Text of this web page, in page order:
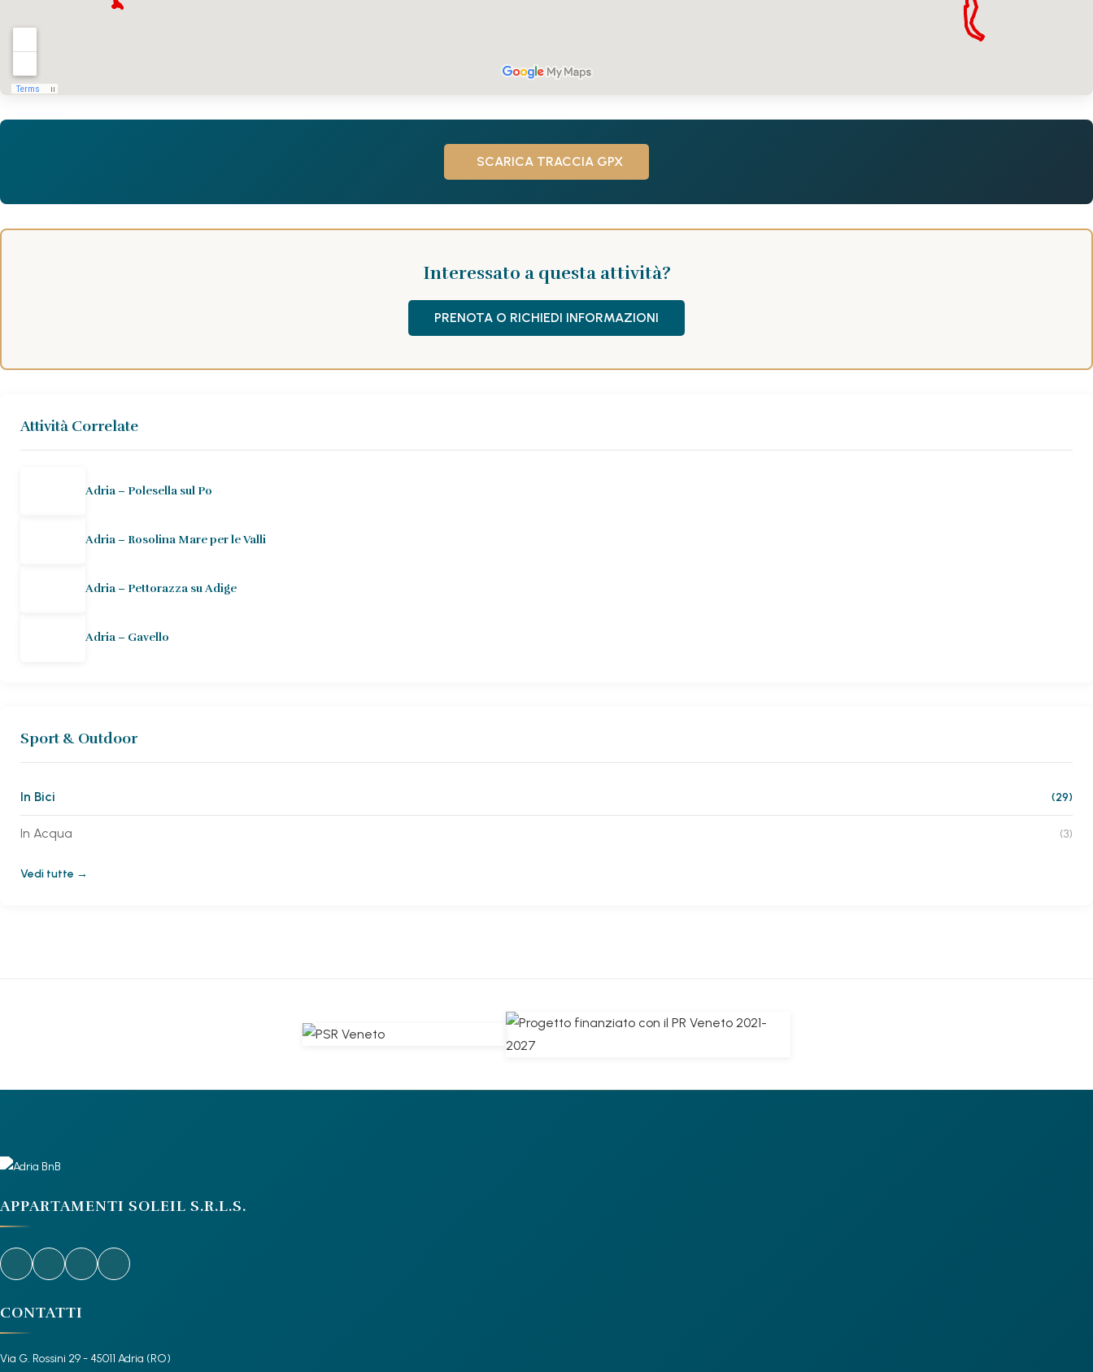
SCARICA TRACCIA GPX
Interessato a questa attività?
PRENOTA O RICHIEDI INFORMAZIONI
Attività Correlate
Adria – Polesella sul Po
Adria – Rosolina Mare per le Valli
Adria – Pettorazza su Adige
Adria – Gavello
Sport & Outdoor
In Bici (29)
In Acqua (3)
Vedi tutte →
APPARTAMENTI SOLEIL S.R.L.S.
CONTATTI
Via G. Rossini 29 - 45011 Adria (RO)